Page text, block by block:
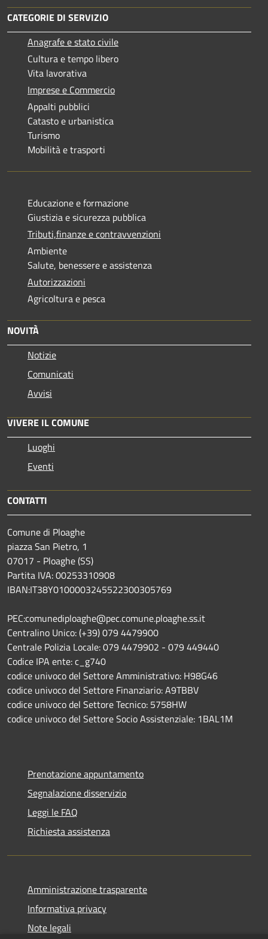
CATEGORIE DI SERVIZIO
Anagrafe e stato civile
Cultura e tempo libero
Vita lavorativa
Imprese e Commercio
Appalti pubblici
Catasto e urbanistica
Turismo
Mobilità e trasporti
Educazione e formazione
Giustizia e sicurezza pubblica
Tributi,finanze e contravvenzioni
Ambiente
Salute, benessere e assistenza
Autorizzazioni
Agricoltura e pesca
NOVITÀ
Notizie
Comunicati
Avvisi
VIVERE IL COMUNE
Luoghi
Eventi
CONTATTI
Comune di Ploaghe
piazza San Pietro, 1
07017 - Ploaghe (SS)
Partita IVA: 00253310908
IBAN:IT38Y0100003245522300305769
PEC:comunediploaghe@pec.comune.ploaghe.ss.it
Centralino Unico: (+39) 079 4479900
Centrale Polizia Locale: 079 4479902 - 079 449440
Codice IPA ente: c_g740
codice univoco del Settore Amministrativo: H98G46
codice univoco del Settore Finanziario: A9TBBV
codice univoco del Settore Tecnico: 5758HW
codice univoco del Settore Socio Assistenziale: 1BAL1M
Prenotazione appuntamento
Segnalazione disservizio
Leggi le FAQ
Richiesta assistenza
Amministrazione trasparente
Informativa privacy
Note legali